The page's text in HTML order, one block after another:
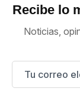
Recibe lo
Noticias,